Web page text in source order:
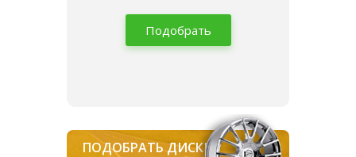
Подобрать
ПОДОБРАТЬ ДИСКИ